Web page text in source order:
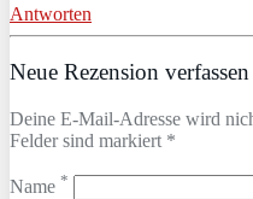
Antworten
Neue Rezension
Deine E-Mail-Adresse wird
Felder sind markiert *
Name *